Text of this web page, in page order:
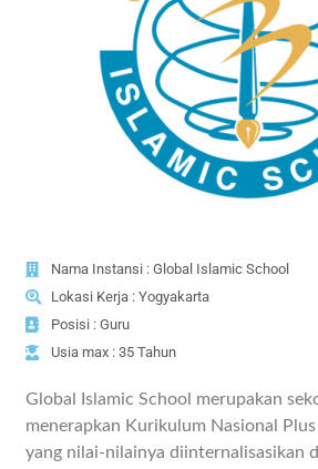
Nama Instansi : Global Islamic School
Lokasi Kerja : Yogyakarta
Posisi : Guru
Usia max : 35 Tahun
Global Islamic School merupakan
menerapkan Kurikulum Nasional
yang nilai-nilainya diinternalisasikan